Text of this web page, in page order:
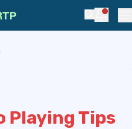
Search
Playing Tips